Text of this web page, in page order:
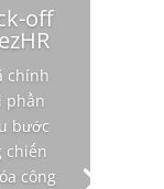
off
chính
phần
bước
chiến
công